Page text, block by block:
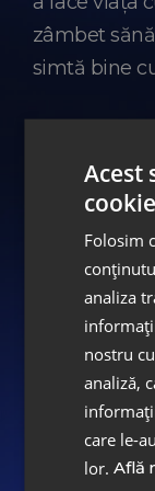
Workshop
corecte,
zâmbet
simtă bine
Întrebări
De ce ai
dentară?
Pot spune
mult, că a
mai multe
de limba
Dar
Ortopedie
Acest
Folosim
analiza
nostru
analiză,
care le-
lor.Află